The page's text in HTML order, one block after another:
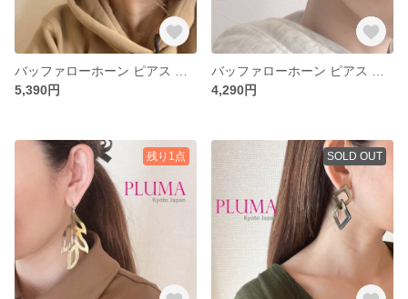
5,390円
4,290円
残り1点 SOLD OUT